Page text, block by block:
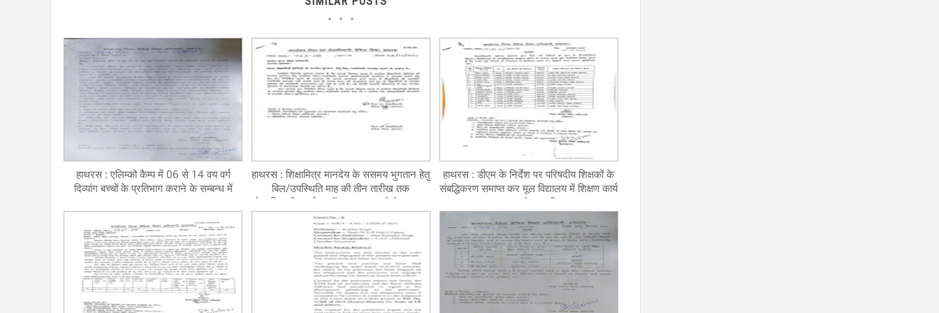
हाथरस : एलिम्को कैम्प में 06 से 14 वय वर्ग
दिव्यांग बच्चों के प्रतिभाग कराने के सम्बन्ध में
हाथरस : शिक्षामित्र मानदेय के ससमय भुगतान हेतु
बिल/उपस्थिति माह की तीन तारीख तक
लेखाधिकारी कार्यालय में उपलब्ध कराने के सम्बन्ध
में
हाथरस : डीएम के निर्देश पर परिषदीय शिक्षकों के
संबद्धिकरण समाप्त कर मूल विद्यालय में शिक्षण कार्य
का आदेश जारी